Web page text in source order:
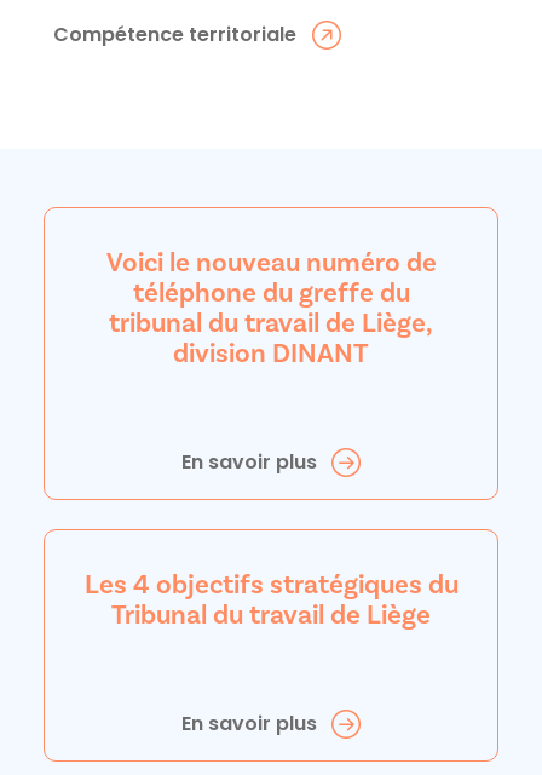
Compétence territoriale
Voici le nouveau numéro de
téléphone du greffe du
tribunal du travail de Liège,
division DINANT
En savoir plus
Les 4 objectifs stratégiques du
Tribunal du travail de Liège
En savoir plus